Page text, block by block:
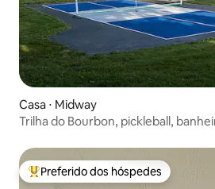
Casa ⋅ Midway
Trilha do Bourbon, pickleball,
Entre os melhores preferidos dos
Preferido dos hóspedes